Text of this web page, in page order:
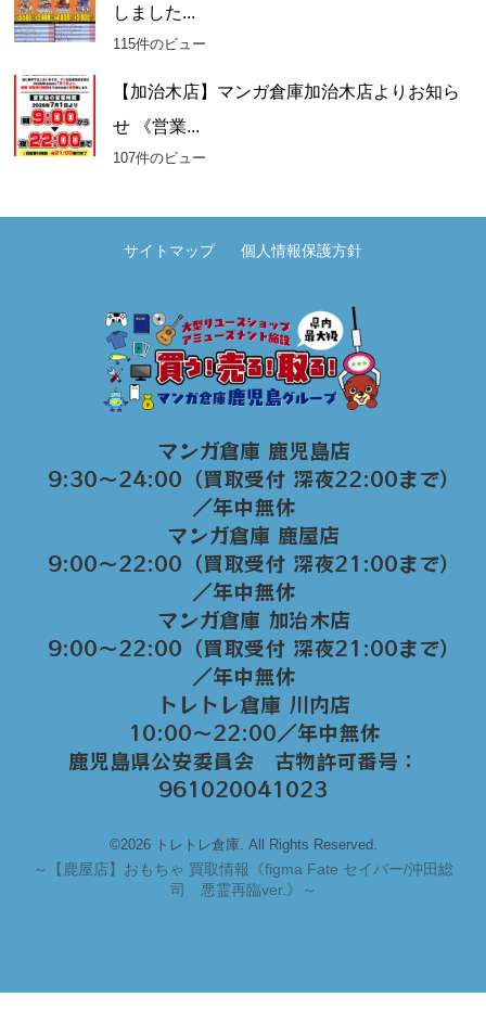
しました...
115件のビュー
【加治木店】マンガ倉庫加治木店よりお知ら
せ 《営業...
107件のビュー
サイトマップ 個人情報保護方針
マンガ倉庫 鹿児島店
9:30～24:00（買取受付 深夜22:00まで）
／年中無休
マンガ倉庫 鹿屋店
9:00～22:00（買取受付 深夜21:00まで）
／年中無休
マンガ倉庫 加治木店
9:00〜22:00（買取受付 深夜21:00まで）
／年中無休
トレトレ倉庫 川内店
10:00〜22:00／年中無休
鹿児島県公安委員会 古物許可番号：
961020041023
©2026 トレトレ倉庫. All Rights Reserved.
～
【鹿屋店】おもちゃ 買取情報《figma Fate セイバー/沖田総
司 悪霊再臨ver.》～